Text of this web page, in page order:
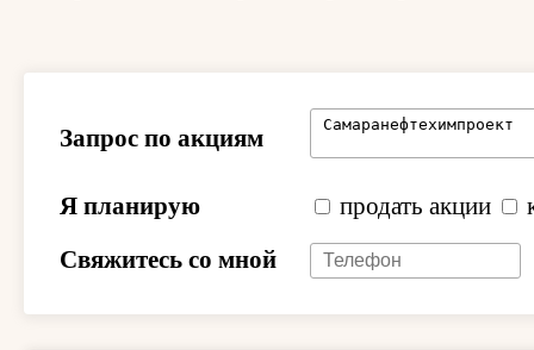
Запрос по акциям
Я планирую продать акции
Свяжитесь со мной